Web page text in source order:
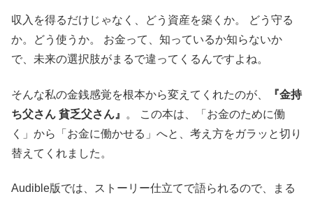
収入を得るだけじゃなく、どう資産を築くか。 どう守る
か。どう使うか。 お金って、知っているか知らないか
で、未来の選択肢がまるで違ってくるんですよね。
そんな私の金銭感覚を根本から変えてくれたのが、
『金持
ち父さん 貧乏父さん』
。 この本は、「お金のために働
く」から「お金に働かせる」へと、考え方をガラッと切り
替えてくれました。
Audible版では、ストーリー仕立てで語られるので、まる